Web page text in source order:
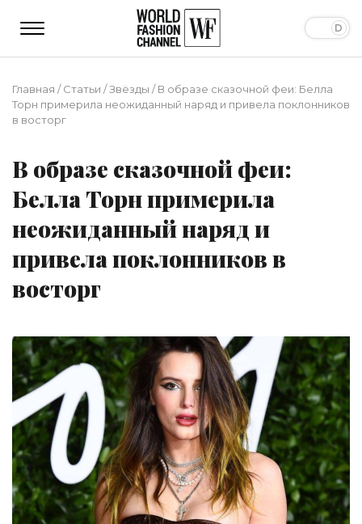
Главная /Статьи /Звёзды /В образе сказочной феи: Белла
Торн примерила неожиданный наряд и привела поклонников
в восторг
В образе сказочной феи:
Белла Торн примерила
неожиданный наряд и
привела поклонников в
восторг